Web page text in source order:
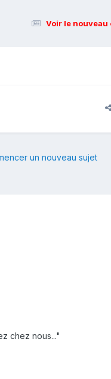
Voir le nouveau
un nouveau sujet
chez nous..."